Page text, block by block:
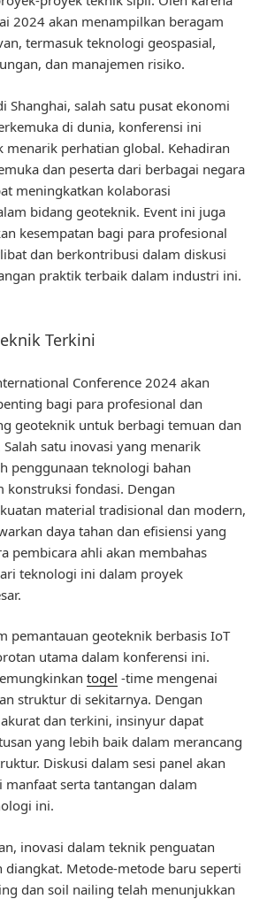
2024 akan menampilkan beragam
termasuk teknologi geospasial,
dan manajemen risiko.
Shanghai, salah satu pusat ekonomi
di dunia, konferensi ini
menarik perhatian global. Kehadiran
dan peserta dari berbagai negara
meningkatkan kolaborasi
bidang geoteknik. Event ini juga
kesempatan bagi para profesional
dan berkontribusi dalam diskusi
praktik terbaik dalam industri ini.
Terkini
Conference 2024 akan
bagi para profesional dan
geoteknik untuk berbagi temuan dan
satu inovasi yang menarik
penggunaan teknologi bahan
konstruksi fondasi. Dengan
material tradisional dan modern,
daya tahan dan efisiensi yang
pembicara ahli akan membahas
teknologi ini dalam proyek
pemantauan geoteknik berbasis IoT
utama dalam konferensi ini.
togel -time mengenai
struktur di sekitarnya. Dengan
dan terkini, insinyur dapat
yang lebih baik dalam merancang
Diskusi dalam sesi panel akan
manfaat serta tantangan dalam
ini.
inovasi dalam teknik penguatan
diangkat. Metode-metode baru seperti
dan soil nailing telah menunjukkan